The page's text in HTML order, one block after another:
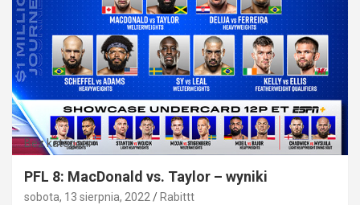
Bez kategorii
PFL 8: MacDonald vs. Taylor – wyniki
sobota, 13 sierpnia, 2022 Rabittt